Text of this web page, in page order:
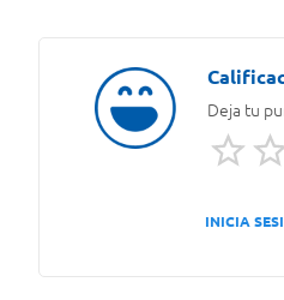
Deja tu
INICIA